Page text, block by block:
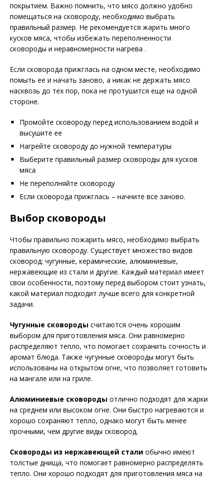
покрытием. Важно помнить, что мясо должно удобно
помещаться на сковороду, необходимо выбрать
правильный размер. Не рекомендуется жарить много
кусков мяса, чтобы избежать переполненности
сковороды и неравномерности нагрева .
Если сковорода прижглась на одном месте, необходимо
помыть ее и начать заново, а никак не держать мясо
насквозь до тех пор, пока не протушится еще на одной
стороне.
Промойте сковороду перед использованием водой и
высушите ее
Нагрейте сковороду до нужной температуры
Выберите правильный размер сковороды для кусков
мяса
Не переполняйте сковороду
Если сковорода прижглась – начните все заново.
Выбор сковороды
Чтобы правильно пожарить мясо, необходимо выбрать
правильную сковороду. Существует множество видов
сковород: чугунные, керамические, алюминиевые,
нержавеющие из стали и другие. Каждый материал имеет
свои особенности, поэтому перед выбором стоит узнать,
какой материал подходит лучше всего для конкретной
задачи.
Чугунные сковороды считаются очень хорошим
выбором для приготовления мяса. Они равномерно
распределяют тепло, что помогает сохранить сочность и
аромат блюда. Также чугунные сковороды могут быть
использованы на открытом огне, что позволяет готовить
на мангале или на гриле.
Алюминиевые сковороды отлично подходят для жарки
на среднем или высоком огне. Они быстро нагреваются и
хорошо сохраняют тепло, однако могут быть менее
прочными, чем другие виды сковород.
Сковороды из нержавеющей стали обычно имеют
толстые днища, что помогает равномерно распределять
тепло. Они хорошо подходят для приготовления мяса на